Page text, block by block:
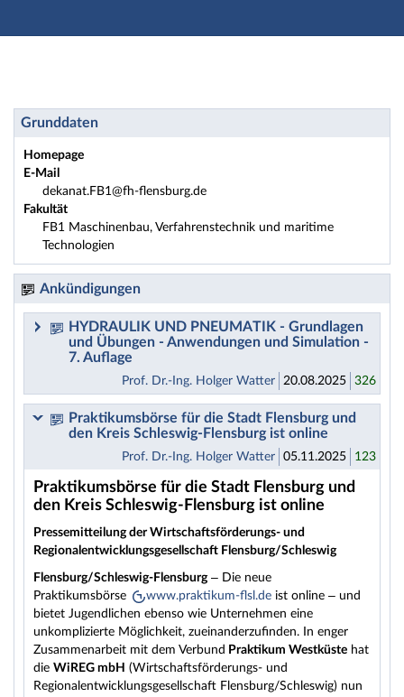
Hauptnavigation
Fußzeile
Fachbereich: FB1 Maschinenbau, Verfahrenstechnik
Grunddaten
Homepage
E-Mail
dekanat.FB1@fh-flensburg.de
Fakultät
FB1 Maschinenbau, Verfahrenstechnik und maritime
Technologien
Ankündigungen
HYDRAULIK UND PNEUMATIK - Grundlagen
und Übungen - Anwendungen und Simulation -
7. Auflage
Prof. Dr.-Ing. Holger Watter 20.08.2025 326
Praktikumsbörse für die Stadt Flensburg und
den Kreis Schleswig-Flensburg ist online
Prof. Dr.-Ing. Holger Watter 05.11.2025 123
Praktikumsbörse für die Stadt Flensburg und
den Kreis Schleswig-Flensburg ist online
Pressemitteilung der Wirtschaftsförderungs- und
Regionalentwicklungsgesellschaft Flensburg/Schleswig
Flensburg/Schleswig-Flensburg– Die neue
Praktikumsbörse
www.praktikum-flsl.de ist online – und
bietet Jugendlichen ebenso wie Unternehmen eine
unkomplizierte Möglichkeit, zueinanderzufinden. In enger
Zusammenarbeit mit dem Verbund Praktikum Westküste hat
die WiREG mbH (Wirtschaftsförderungs- und
Regionalentwicklungsgesellschaft Flensburg/Schleswig) nun